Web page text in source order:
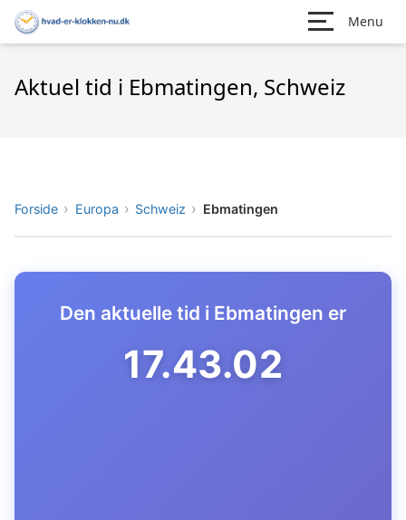
Menu
Aktuel tid i Ebmatingen, Schweiz
Forside Europa Schweiz Ebmatingen
Den aktuelle tid i Ebmatingen er
17.43.03